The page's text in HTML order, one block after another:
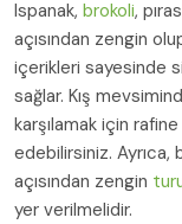
Ispanak, brokoli,
açısından zengin
içerikleri sayesinde
sağlar. Kış
karşılamak için rafine
edebilirsiniz. Ayrıca,
açısından zengin
yer verilmelidir.